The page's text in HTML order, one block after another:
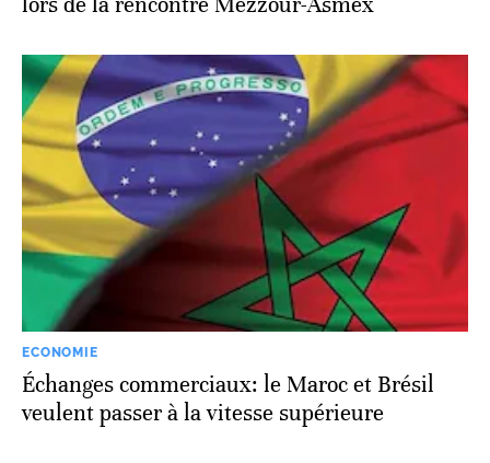
ECONOMIE
Échanges commerciaux: le Maroc et Brésil
veulent passer à la vitesse supérieure